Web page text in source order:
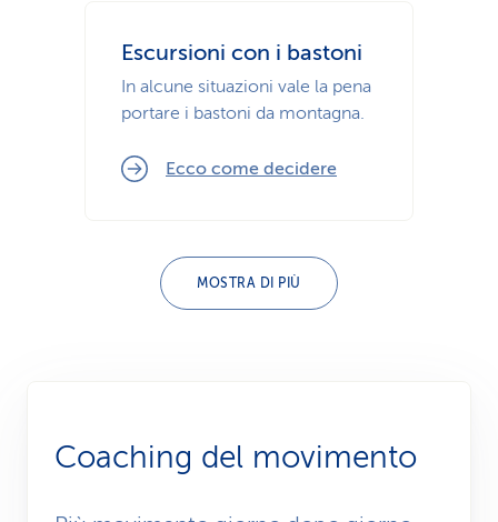
Escursioni con i bastoni
In alcune situazioni vale la pena
portare i bastoni da montagna.
Ecco come decidere
MOSTRA DI PIÙ
Coaching del movimento